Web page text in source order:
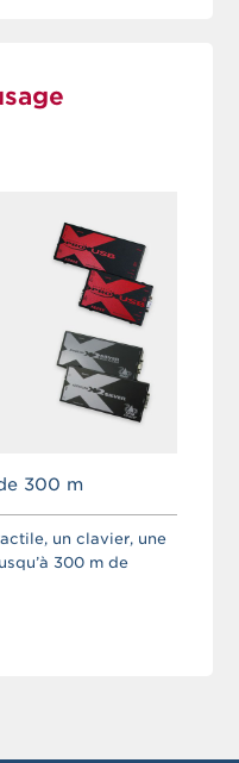
300 m
un clavier, une
300 m de